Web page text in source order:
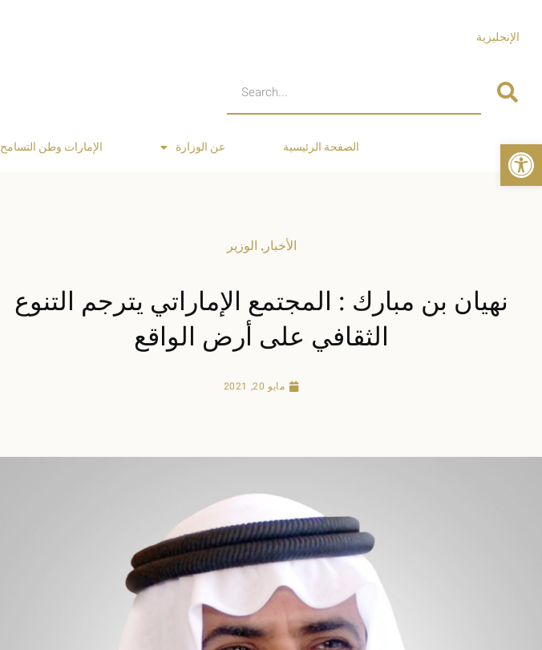
الإنجليزية
الصفحة الرئيسية عن الوزارة الإمارات وطن التسامح
الأخبار, الوزير
نهيان بن مبارك : المجتمع الإماراتي يترجم التنوع
الثقافي على أرض الواقع
مايو 20, 2021
Open toolbar